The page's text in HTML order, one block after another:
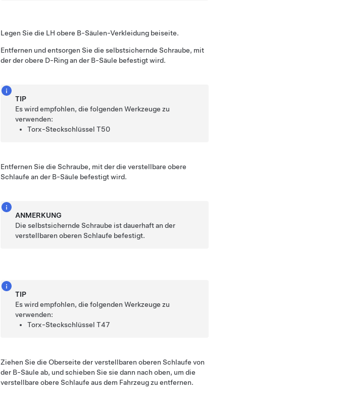
Legen Sie die LH obere B-Säulen-Verkleidung beiseite.
Entfernen und entsorgen Sie die selbstsichernde Schraube, mit
der der obere D-Ring an der B-Säule befestigt wird.
TIP
Es wird empfohlen, die folgenden Werkzeuge zu
verwenden:
Torx-Steckschlüssel T50
Entfernen Sie die Schraube, mit der die verstellbare obere
Schlaufe an der B-Säule befestigt wird.
ANMERKUNG
Die selbstsichernde Schraube ist dauerhaft an der
verstellbaren oberen Schlaufe befestigt.
TIP
Es wird empfohlen, die folgenden Werkzeuge zu
verwenden:
Torx-Steckschlüssel T47
Ziehen Sie die Oberseite der verstellbaren oberen Schlaufe von
der B-Säule ab, und schieben Sie sie dann nach oben, um die
verstellbare obere Schlaufe aus dem Fahrzeug zu entfernen.